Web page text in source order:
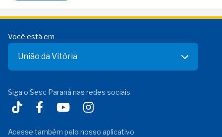
Você está em
União da Vitória
Siga o Sesc Paraná nas redes sociais
Acesse também pelo nosso aplicativo